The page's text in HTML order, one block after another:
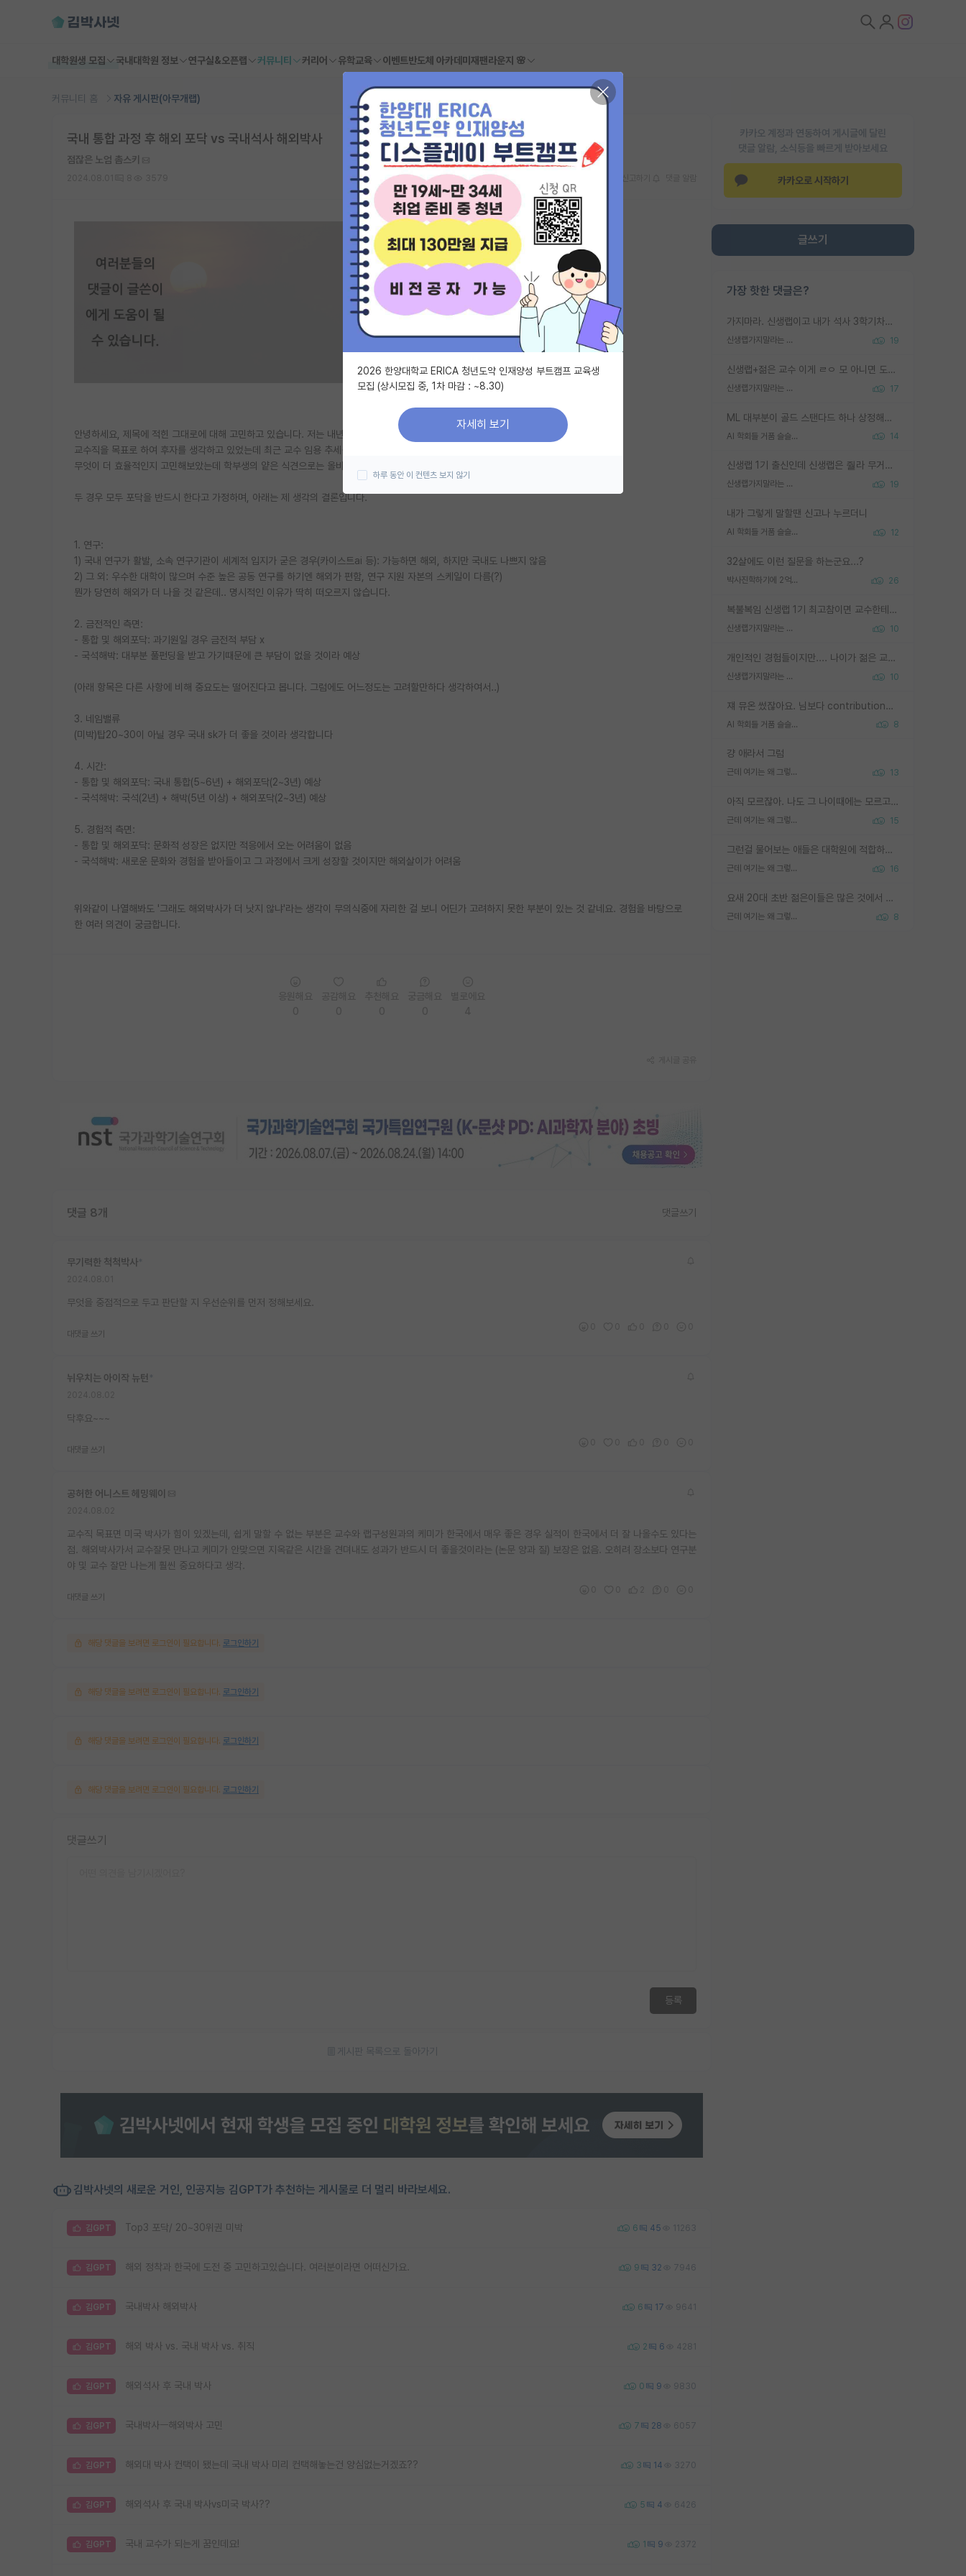
대학원생 모집 국내대학원 정보 연구실&오픈랩 커뮤니티 커리어 유학교육 이벤트반도체 아카데미 재팬라운지 🌸
커뮤니티 홈 자유 게시판(아무개랩)
카카오 계정과 연동하여 게시글에 달린
댓글 알람, 소식등을 빠르게 받아보세요
카카오로 시작하기
글쓰기
가장 핫한 댓글은?
가지마라. 신생랩이고 내가 석사 3학기차인데 최고참인데 나도 아무것도 모르는데 교수가 후배들 왜 논문 교육 안시키냐. 논문 왜 안 써오냐 닦달한다
신생랩가지말라는 이유가 있었구나 19
신생랩+젊은 교수 이게 ㄹㅇ 모 아니면 도인듯.
신생랩가지말라는 이유가 있었구나 17
ML 대부분이 골드 스탠다드 하나 상정해놓고 (벤치마크 데이터셋이 여러 개면 여러 개 상정) 그거 얼마나 잘 맞추나 싸움임 가끔 번뜩이는 설계 철학을 보여주는 논문들도 있지만 대부분 그거 성적 얼마나 더 올리느라에 혈안이 되어 있는 측면이 잇음
AI 학회들 거품 슬슬 지적이 나오네요 14
신생랩 1기 출신인데 신생랩은 줠라 무거운 바벨 같은거임. 들면 대박인데 못들면 깔려 죽음. 아무도 알려주지 않는 환경에서 자생해야하지만, 일단 살아남았다면 그 어떤 사람보다 악착같고 생존력 높은 사람으로 거듭날 수 있음
신생랩가지말라는 이유가 있었구나 19
내가 그렇게 말할땐 신고나 누르더니
AI 학회들 거품 슬슬 지적이 나오네요 12
32살에도 이런 질문을 하는군요...?
박사진학하기에 2억은 괜찮은 (?) 정도의 경제력인가요 26
복불복임 신생랩 1기 최고참이면 교수한테 직접 지도받는 시간이 매우 많음 제대로 된 교수라면 말이지 그게 아니라면 그냥 넌 해방 불가능한 노예 1호에 감점쓰레기통이 되는거고
신생랩가지말라는 이유가 있었구나 10
개인적인 경험들이지만.... 나이가 젊은 교수일수록 꼰대라는 가면을 쓴 채로 무례함을 행동하는 경우가 거의 90% 정도였음. 나이가 어린데 다른 또래들과 달리 명예, 권력, 재력까지 얻었으니 세상 다 가진 기분이겠지. 오히러 나이 든 교수들이 행동과 말을 더 조심하시더라.
신생랩가지말라는 이유가 있었구나 10
쟤 뮤온 썼잖아요. 님보다 contribution많음
AI 학회들 거품 슬슬 지적이 나오네요 8
걍 애라서 그럼
근데 여기는 왜 그렇게 SPK를 물어보는거임? 13
아직 모르잖아. 나도 그 나이때에는 모르고 평가 받고 안심하고 싶었어.
근데 여기는 왜 그렇게 SPK를 물어보는거임? 15
그런걸 물어보는 애들은 대학원에 적합하지 않다
근데 여기는 왜 그렇게 SPK를 물어보는거임? 16
요새 20대 초반 젊은이들은 많은 것에서 가성비를 따지더라고요. 내가 이 정도 인풋을 넣었을 때 그만큼 아웃풋이 나올 것인가? 사실 아웃풋이 인풋 대비 리니어하게 나오지 않는 영역을 시도하기 싫어한다는 느낌입니다.
근데 여기는 왜 그렇게 SPK를 물어보는거임? 8
국내 통합 과정 후 해외 포닥 vs 국내석사 해외박사
점잖은 노엄 촘스키
안녕하세요, 제목에 적힌 그대로에 대해 고민하고 있습니다. 저는 내년 전기 석사 입학 예정입니다.
교수직을 목표로 하여 후자를 생각하고 있었는데 최근 교수 임용 추세를 보니 국내 학석박 후 해외 포닥인 분들이 많으시더라구요.
무엇이 더 효율적인지 고민해보았는데 학부생의 얕은 식견으로는 올바른 판단을 할 수가 없어 다양한 의견을 듣고싶습니다.
두 경우 모두 포닥을 반드시 한다고 가정하며, 아래는 제 생각의 결론입니다.
1. 연구:
1) 국내 연구가 활발, 소속 연구기관이 세계적 입지가 굳은 경우(카이스트ai 등): 가능하면 해외, 하지만 국내도 나쁘지 않음
2) 그 외: 우수한 대학이 많으며 수준 높은 공동 연구를 하기엔 해외가 편함, 연구 지원 자본의 스케일이 다름(?)
뭔가 당연히 해외가 더 나을 것 같은데.. 명시적인 이유가 딱히 떠오르지 않습니다.
2. 금전적인 측면:
- 통합 및 해외포닥: 과기원일 경우 금전적 부담 x
- 국석해박: 대부분 풀펀딩을 받고 가기때문에 큰 부담이 없을 것이라 예상
(아래 항목은 다른 사항에 비해 중요도는 떨어진다고 봅니다. 그럼에도 어느정도는 고려할만하다 생각하여서..)
3. 네임밸류
(미박)탑20~30이 아닐 경우 국내 sk가 더 좋을 것이라 생각합니다
4. 시간:
- 통합 및 해외포닥: 국내 통합(5~6년) + 해외포닥(2~3년) 예상
- 국석해박: 국석(2년) + 해박(5년 이상) + 해외포닥(2~3년) 예상
5. 경험적 측면:
- 통합 및 해외포닥: 문화적 성장은 없지만 적응에서 오는 어려움이 없음
- 국석해박: 새로운 문화와 경험을 받아들이고 그 과정에서 크게 성장할 것이지만 해외살이가 어려움
위와같이 나열해봐도 '그래도 해외박사가 더 낫지 않냐'라는 생각이 무의식중에 자리한 걸 보니 어딘가 고려하지 못한 부분이 있는 것 같네요. 경험을 바탕으로
한 여러 의견이 궁금합니다.
댓글 8개 댓글쓰기
무기력한 척척박사
무엇을 중점적으로 두고 판단할 지 우선순위를 먼저 정해보세요.
대댓글 쓰기
뉘우치는 아이작 뉴턴
닥후요~~~
대댓글 쓰기
공허한 어니스트 헤밍웨이
교수직 목표면 미국 박사가 힘이 있겠는데, 쉽게 말할 수 없는 부분은 교수와 랩구성원과의 케미가 한국에서 매우 좋은 경우 실적이 한국에서 더 잘 나올수도 있다는
점. 해외박사가서 교수잘못 만나고 케미가 안맞으면 지옥같은 시간을 견뎌내도 성과가 반드시 더 좋을것이라는 (논문 양과 질) 보장은 없음. 오히려 장소보다 연구분
야 및 교수 잘만 나는게 훨씬 중요하다고 생각.
대댓글 쓰기
해당 댓글을 보려면 로그인이 필요합니다. 로그인하기
해당 댓글을 보려면 로그인이 필요합니다. 로그인하기
해당 댓글을 보려면 로그인이 필요합니다. 로그인하기
해당 댓글을 보려면 로그인이 필요합니다. 로그인하기
댓글쓰기
등록
게시판 목록으로 돌아가기
김박사넷의 새로운 거인, 인공지능 김GPT가 추천하는 게시물로 더 멀리 바라보세요.
김GPT Top3 포닥/ 20~30위권 미박 6 45 11263
김GPT 해외 정착과 한국에 도전 중 고민하고있습니다. 여러분이라면 어떠신가요. 9 32 7946
김GPT 국내박사 해외박사 6 17 9641
김GPT 해외 박사 vs. 국내 박사 vs. 취직 2 6 4281
김GPT 해외석사 후 국내 박사 0 9 9830
김GPT 국내박사ㅡ해외박사 고민 7 28 6057
김GPT 해외대 박사 컨택이 됐는데 국내 박사 미리 컨택해놓는건 양심없는거겠죠?? 3 14 3270
김GPT 해외석사 후 국내 박사vs미국 박사?? 5 4 6426
김GPT 국내 교수가 되는게 꿈인데요! 1 9 2372
2026 한양대학교 ERICA 청년도약 인재양성 부트캠프 교육생
모집 (상시모집 중, 1차 마감 : ~8.30)
자세히 보기
하루 동안 이 컨텐츠 보지 않기